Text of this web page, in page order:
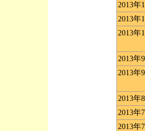
2013年
2013年
2013年
2013年
2013年
2013年
2013年
2013年